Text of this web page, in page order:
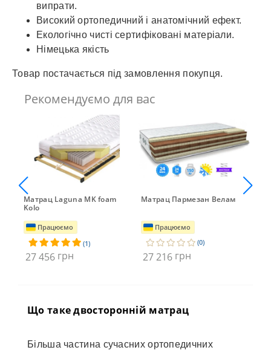
випрати.
Високий ортопедичний і анатомічний ефект.
Екологічно чисті сертифіковані матеріали.
Німецька якість
Товар постачається під замовлення покупця.
Рекомендуємо для вас
Матрац Laguna MK foam
Kolo
Працюємо
(1)
27 456 грн
Матрац Пармезан Велам
Працюємо
(0)
27 216 грн
Що таке двосторонній матрац
Більша частина сучасних ортопедичних